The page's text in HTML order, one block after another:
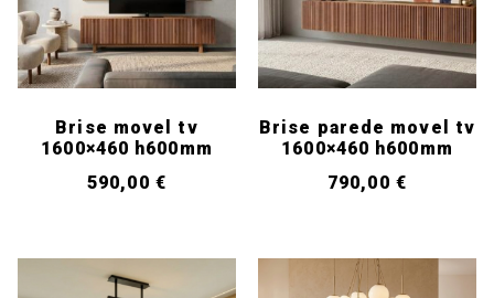
Brise movel tv
1600×460 h600mm
590,00 €
Brise parede movel tv
1600×460 h600mm
790,00 €